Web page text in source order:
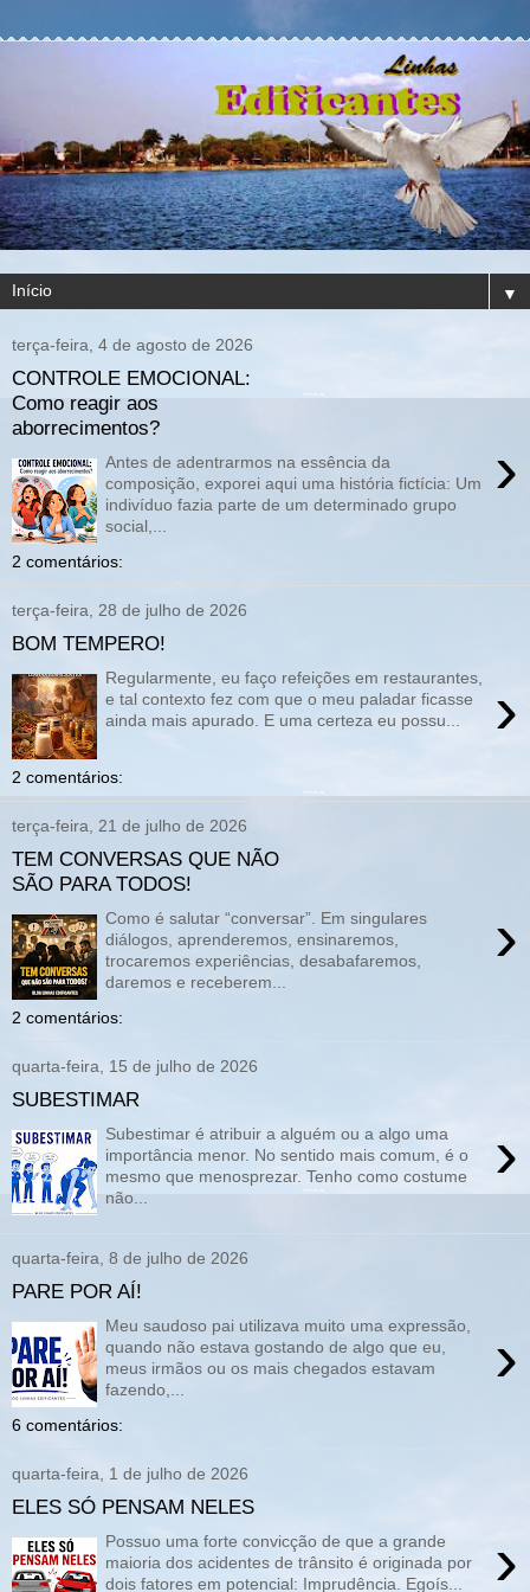
▼
terça-feira, 4 de agosto de 2026
CONTROLE EMOCIONAL:
Como reagir aos
aborrecimentos?
›
Antes de adentrarmos na essência da
composição, exporei aqui uma história fictícia: Um
indivíduo fazia parte de um determinado grupo
social,...
2 comentários:
terça-feira, 28 de julho de 2026
BOM TEMPERO!
›
Regularmente, eu faço refeições em restaurantes,
e tal contexto fez com que o meu paladar ficasse
ainda mais apurado. E uma certeza eu possu...
2 comentários:
terça-feira, 21 de julho de 2026
TEM CONVERSAS QUE NÃO
SÃO PARA TODOS!
›
Como é salutar “conversar”. Em singulares
diálogos, aprenderemos, ensinaremos,
trocaremos experiências, desabafaremos,
daremos e receberem...
2 comentários:
quarta-feira, 15 de julho de 2026
SUBESTIMAR
›
Subestimar é atribuir a alguém ou a algo uma
importância menor. No sentido mais comum, é o
mesmo que menosprezar. Tenho como costume
não...
quarta-feira, 8 de julho de 2026
PARE POR AÍ!
›
Meu saudoso pai utilizava muito uma expressão,
quando não estava gostando de algo que eu,
meus irmãos ou os mais chegados estavam
fazendo,...
6 comentários:
quarta-feira, 1 de julho de 2026
ELES SÓ PENSAM NELES
›
Possuo uma forte convicção de que a grande
maioria dos acidentes de trânsito é originada por
dois fatores em potencial: Imprudência. Egoís...